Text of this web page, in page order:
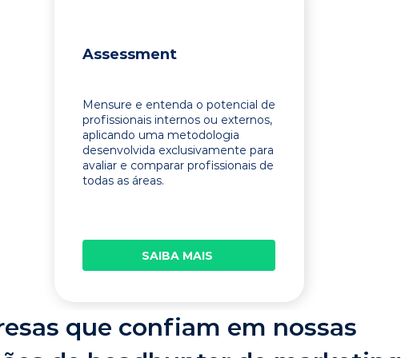
Assessment
Mensure e entenda o potencial de
profissionais internos ou externos,
aplicando uma metodologia
desenvolvida exclusivamente para
avaliar e comparar profissionais de
todas as áreas.
SAIBA MAIS
que confiam em nossas